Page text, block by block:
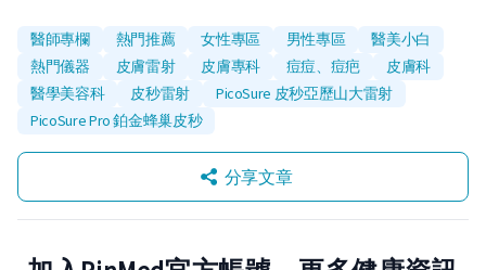
醫師專欄 熱門推薦 女性專區 男性專區
醫美小白
熱門儀器
皮膚雷射 皮膚專科 痘痘、痘疤
皮膚科
醫學美容科
皮秒雷射
PicoSure 皮秒亞歷山大雷射
PicoSure Pro 鉑金蜂巢皮秒
分享文章